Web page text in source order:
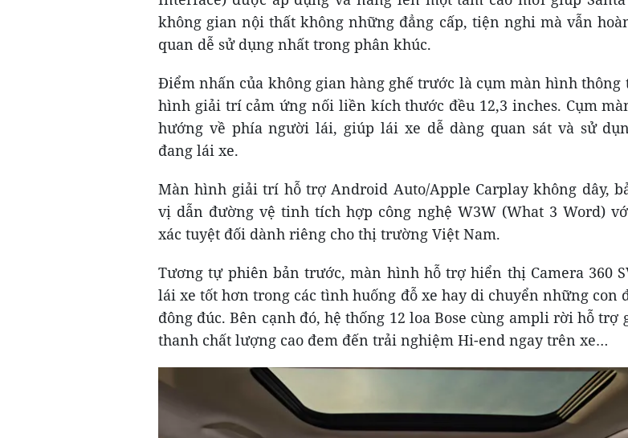
không gian nội thất không những đẳng cấp, tiện nghi mà vẫn
quan dễ sử dụng nhất trong phân khúc.
Điểm nhấn của không gian hàng ghế trước là cụm màn hình thông
hình giải trí cảm ứng nối liền kích thước đều 12,3 inches. Cụm
hướng về phía người lái, giúp lái xe dễ dàng quan sát và sử
đang lái xe.
Màn hình giải trí hỗ trợ Android Auto/Apple Carplay không dây,
vị dẫn đường vệ tinh tích hợp công nghệ W3W (What 3 Word)
xác tuyệt đối dành riêng cho thị trường Việt Nam.
Tương tự phiên bản trước, màn hình hỗ trợ hiển thị Camera 360
lái xe tốt hơn trong các tình huống đỗ xe hay di chuyển những con
đông đúc. Bên cạnh đó, hệ thống 12 loa Bose cùng ampli rời hỗ trợ
thanh chất lượng cao đem đến trải nghiệm Hi-end ngay trên xe…